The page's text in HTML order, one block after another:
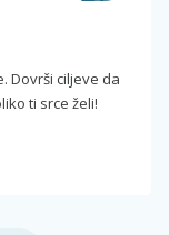
Dovrši ciljeve da
ti srce želi!